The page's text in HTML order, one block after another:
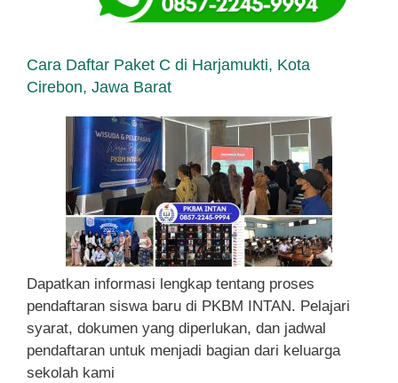
Cara Daftar Paket C di Harjamukti, Kota
Cirebon, Jawa Barat
Dapatkan informasi lengkap tentang proses
pendaftaran siswa baru di PKBM INTAN. Pelajari
syarat, dokumen yang diperlukan, dan jadwal
pendaftaran untuk menjadi bagian dari keluarga
sekolah kami